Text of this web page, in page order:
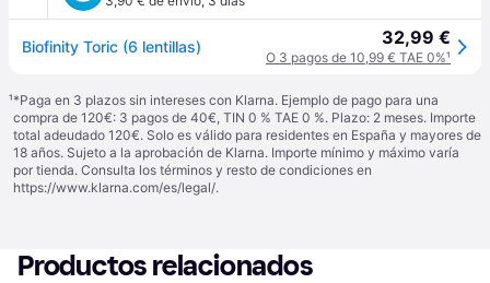
Biofinity Toric (6 lentillas) 32,99 €
O 3 pagos de 10,99 € TAE 0%¹
¹*Paga en 3 plazos sin intereses con Klarna. Ejemplo de pago para una
compra de 120€: 3 pagos de 40€, TIN 0 % TAE 0 %. Plazo: 2 meses. Importe
total adeudado 120€. Solo es válido para residentes en España y mayores de
18 años. Sujeto a la aprobación de Klarna. Importe mínimo y máximo varía
por tienda. Consulta los términos y resto de condiciones en
https://www.klarna.com/es/legal/.
Productos relacionados